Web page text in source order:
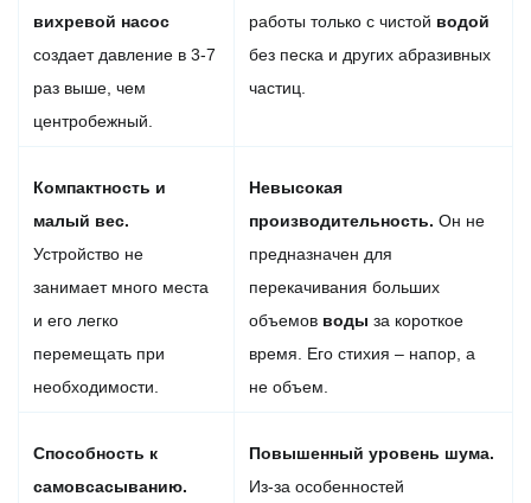
вихревой насос
создает давление в 3-7
раз выше, чем
центробежный.
работы только с чистой водой
без песка и других абразивных
частиц.
Компактность и
малый вес.
Устройство не
занимает много места
и его легко
перемещать при
необходимости.
Невысокая
производительность. Он не
предназначен для
перекачивания больших
объемов воды за короткое
время. Его стихия – напор, а
не объем.
Способность к
самовсасыванию.
Повышенный уровень шума.
Из-за особенностей